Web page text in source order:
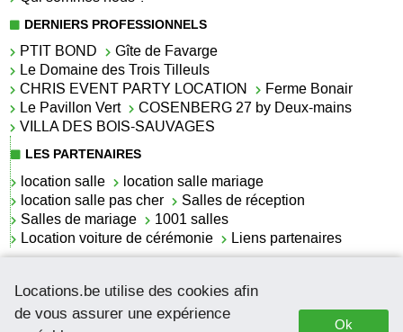
Locations.be utilise des cookies afin
de vous assurer une expérience
Ok
DERNIERS PROFESSIONNELS
PTIT BOND
Gîte de Favarge
Le Domaine des Trois Tilleuls
CHRIS EVENT PARTY LOCATION
Ferme Bonair
Le Pavillon Vert
COSENBERG 27 by Deux-mains
VILLA DES BOIS-SAUVAGES
LES PARTENAIRES
location salle
location salle mariage
location salle pas cher
Salles de réception
Salles de mariage
1001 salles
Location voiture de cérémonie
Liens partenaires
La location de lettrage pour mariage
La salle de réception pour mariage en Belgique